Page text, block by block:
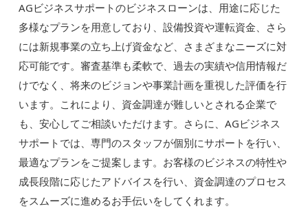
AGビジネスサポートのビジネスローンは、用途に応じた
多様なプランを用意しており、設備投資や運転資金、さら
には新規事業の立ち上げ資金など、さまざまなニーズに対
応可能です。審査基準も柔軟で、過去の実績や信用情報だ
けでなく、将来のビジョンや事業計画を重視した評価を行
います。これにより、資金調達が難しいとされる企業で
も、安心してご相談いただけます。さらに、AGビジネス
サポートでは、専門のスタッフが個別にサポートを行い、
最適なプランをご提案します。お客様のビジネスの特性や
成長段階に応じたアドバイスを行い、資金調達のプロセス
をスムーズに進めるお手伝いをしてくれます。